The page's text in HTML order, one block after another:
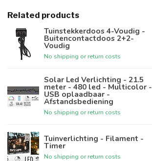
Related products
Tuinstekkerdoos 4-Voudig -
Buitencontactdoos 2+2-
Voudig
No shipping or return costs
Solar Led Verlichting - 21.5
meter - 480 led - Multicolor -
USB oplaadbaar -
Afstandsbediening
No shipping or return costs
Tuinverlichting - Filament -
Timer
No shipping or return costs